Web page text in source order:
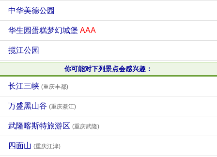
中华美德公园
华生园蛋糕梦幻城堡 AAA
揽江公园
你可能对下列景点会感兴趣：
长江三峡 (重庆丰都)
万盛黑山谷 (重庆綦江)
武隆喀斯特旅游区 (重庆武隆)
四面山 (重庆江津)